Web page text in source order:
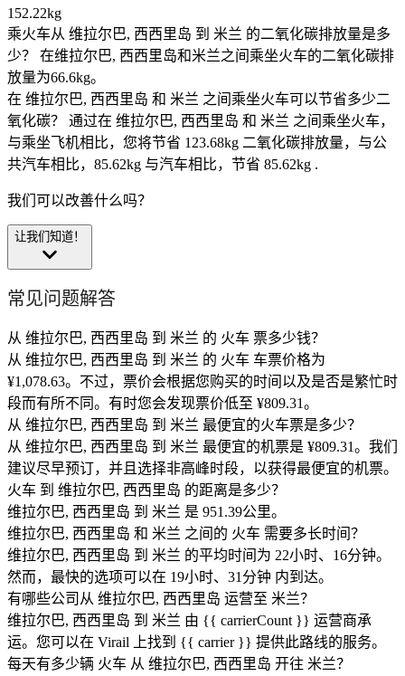
152.22kg
乘火车从 维拉尔巴, 西西里岛 到 米兰 的二氧化碳排放量是多
少？
在维拉尔巴, 西西里岛和米兰之间乘坐火车的二氧化碳排
放量为66.6kg。
在 维拉尔巴, 西西里岛 和 米兰 之间乘坐火车可以节省多少二
氧化碳？
通过在 维拉尔巴, 西西里岛 和 米兰 之间乘坐火车，
与乘坐飞机相比，您将节省 123.68kg 二氧化碳排放量，与公
共汽车相比，85.62kg 与汽车相比，节省 85.62kg .
我们可以改善什么吗？
让我们知道！
常见问题解答
从 维拉尔巴, 西西里岛 到 米兰 的 火车 票多少钱？
从 维拉尔巴, 西西里岛 到 米兰 的 火车 车票价格为
¥1,078.63。不过，票价会根据您购买的时间以及是否是繁忙时
段而有所不同。有时您会发现票价低至 ¥809.31。
从 维拉尔巴, 西西里岛 到 米兰 最便宜的火车票是多少？
从 维拉尔巴, 西西里岛 到 米兰 最便宜的机票是 ¥809.31。我们
建议尽早预订，并且选择非高峰时段，以获得最便宜的机票。
火车 到 维拉尔巴, 西西里岛 的距离是多少？
维拉尔巴, 西西里岛 到 米兰 是 951.39公里。
维拉尔巴, 西西里岛 和 米兰 之间的 火车 需要多长时间？
维拉尔巴, 西西里岛 到 米兰 的平均时间为 22小时、16分钟。
然而，最快的选项可以在 19小时、31分钟 内到达。
有哪些公司从 维拉尔巴, 西西里岛 运营至 米兰？
维拉尔巴, 西西里岛 到 米兰 由 {{ car​​rierCount }} 运营商承
运。您可以在 Virail 上找到 {{ car​​rier }} 提供此路线的服务。
每天有多少辆 火车 从 维拉尔巴, 西西里岛 开往 米兰？